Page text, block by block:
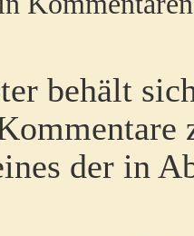
behält
der in